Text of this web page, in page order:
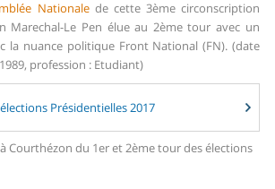
Nationalede cette 3ème circonscription
Marechal-Le Pen élue au 2ème tour avec un
la nuance politique Front National (FN). (date
profession : Etudiant)
Présidentielles 2017
Courthézon du 1er et 2ème tour des élections